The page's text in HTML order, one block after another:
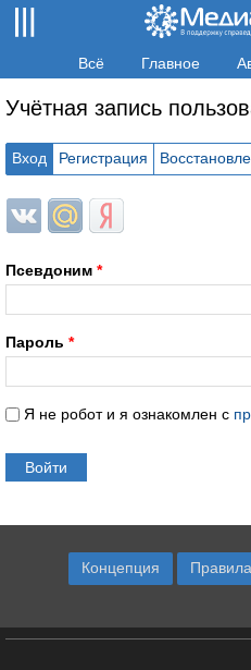
Всё Главное
Учётная запись
Вход Регистрация
Login with ВКонтакте
Login with Mail.ru
Login with Яндекс
Псевдоним *
Пароль *
Я не робот и я ознакомлен с
Концепция Правила